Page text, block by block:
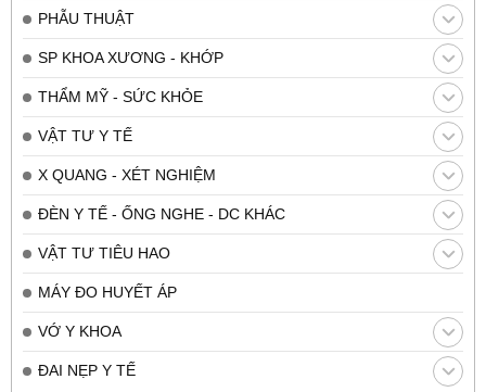
PHẪU THUẬT
SP KHOA XƯƠNG - KHỚP
THẨM MỸ - SỨC KHỎE
VẬT TƯ Y TẾ
X QUANG - XÉT NGHIỆM
ĐÈN Y TẾ - ỐNG NGHE - DC KHÁC
VẬT TƯ TIÊU HAO
MÁY ĐO HUYẾT ÁP
VỚ Y KHOA
ĐAI NẸP Y TẾ